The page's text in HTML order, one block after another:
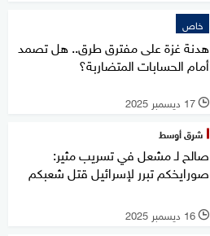
خاص
هدنة غزة على مفترق طرق.. هل تصمد
أمام الحسابات المتضاربة؟
l 17 ديسمبر 2025
شرق أوسط
صالح لـ مشعل في تسريب مثير:
صورايخكم تبرر لإسرائيل قتل شعبكم
l 16 ديسمبر 2025